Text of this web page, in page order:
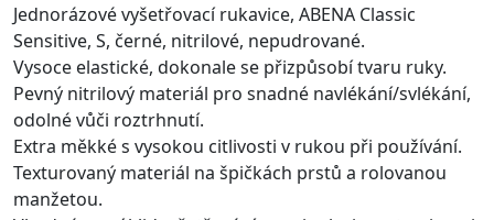
Jednorázové vyšetřovací rukavice, ABENA Classic
Sensitive, S, černé, nitrilové, nepudrované.
Vysoce elastické, dokonale se přizpůsobí tvaru ruky.
Pevný nitrilový materiál pro snadné navlékání/svlékání,
odolné vůči roztrhnutí.
Extra měkké s vysokou citlivosti v rukou při používání.
Texturovaný materiál na špičkách prstů a rolovanou
manžetou.